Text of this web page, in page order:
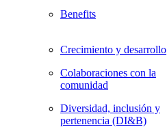
Benefits
Crecimiento y desarrollo
Colaboraciones con la
comunidad
Diversidad, inclusión y
pertenencia (DI&B)